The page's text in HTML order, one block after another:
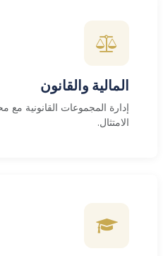
المالية والقانون
إدارة المجموعات القانونية
الامتثال.